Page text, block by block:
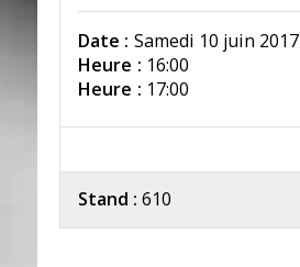
Date : Samedi 10 juin 2017
Heure : 16:00
Heure : 17:00
Stand : 610